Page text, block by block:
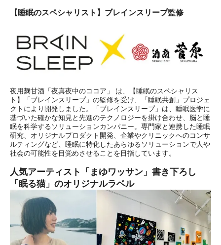
【睡眠のスペシャリスト】ブレインスリープ監修
夜用麹甘酒「夜真夜中のココア」 は、【睡眠のスペシャリス
ト】「ブレインスリープ」の監修を受け、「睡眠共創」プロジェ
クトにより開発しました。「ブレインスリープ」は、睡眠医学に
基づいた確かな知見と先進のテクノロジーを掛け合わせ、脳と睡
眠を科学するソリューションカンパニー。専門家と連携した睡眠
研究、オリジナルプロダクト開発、企業やクリニックへのコンサ
ルティングなど、睡眠に特化したあらゆるソリューションで人や
社会の可能性を目覚めさせることを目指しています。
人気アーティスト「まゆワッサン」書き下ろし
「眠る猫」のオリジナルラベル